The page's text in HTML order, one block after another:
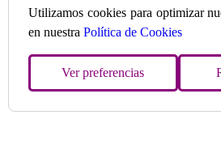
Utilizamos cookies para optimizar
en nuestra Política de Cookies
Ver preferencias